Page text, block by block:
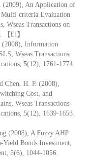
(2009), An Application of
criteria Evaluation
Wseas Transactions on
【EI】
(2008), Information
Wseas Transactions
5(12), 1761-1774.
Chen, H. P. (2008),
Cost, and
Wseas Transactions
5(12), 1639-1653.
(2008), A Fuzzy AHP
Bonds Investment,
5(6), 1044-1056.